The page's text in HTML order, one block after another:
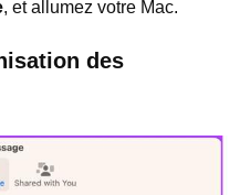
, et allumez votre Mac.
des